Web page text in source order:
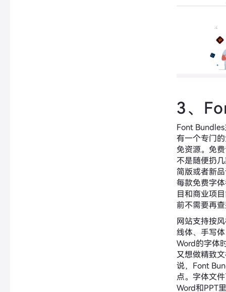
3、
Font
有一个专门
免资源。免
不是随便扔
简版或者新
每款免费字
目和商业项
前不需要再
网站支持按
线体、手写
Word的字体
又想做精致
说，Font
点。字体文
Word和PPT